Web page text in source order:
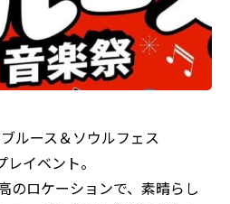
ルース＆ソウルフェス
イベント。
のロケーションで、素晴らし